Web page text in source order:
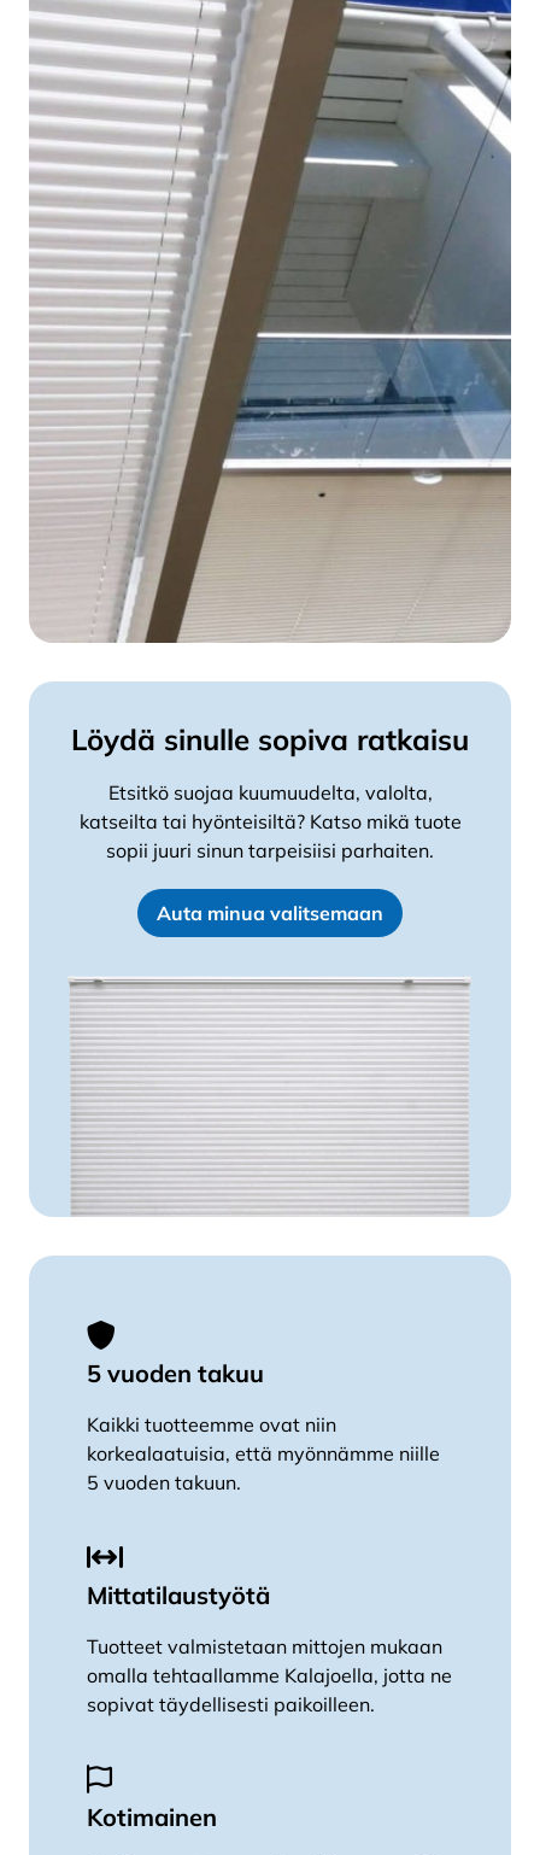
Löydä sinulle sopiva ratkaisu
Etsitkö suojaa kuumuudelta, valolta,
katseilta tai hyönteisiltä? Katso mikä tuote
sopii juuri sinun tarpeisiisi parhaiten.
Auta minua valitsemaan
5 vuoden takuu
Kaikki tuotteemme ovat niin
korkealaatuisia, että myönnämme niille
5 vuoden takuun.
Mittatilaustyötä
Tuotteet valmistetaan mittojen mukaan
omalla tehtaallamme Kalajoella, jotta ne
sopivat täydellisesti paikoilleen.
Kotimainen